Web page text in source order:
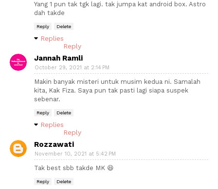
Yang 1 pun tak tgk lagi. tak jumpa kat android box. Astro
dah takde
Reply Delete
Replies
Reply
Jannah Ramli
October 29, 2021 at 2:14 PM
Makin banyak misteri untuk musim kedua ni. Samalah
kita, Kak Fiza. Saya pun tak pasti lagi siapa suspek
sebenar.
Reply Delete
Replies
Reply
Rozzawati
November 10, 2021 at 5:42 PM
Tak best sbb takde MK 😆
Reply Delete